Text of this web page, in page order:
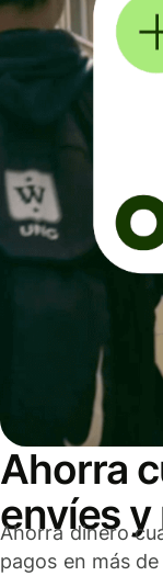
Ahorra
envíes
Ahorra dinero
pagos en más